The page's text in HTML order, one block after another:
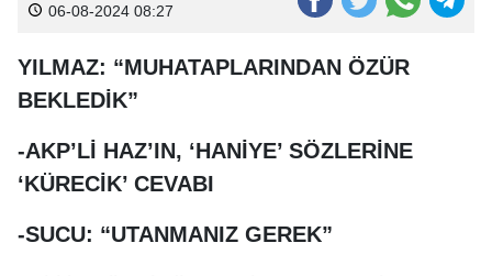
06-08-2024 08:27
YILMAZ: “MUHATAPLARINDAN ÖZÜR
BEKLEDİK”
-AKP’Lİ HAZ’IN, ‘HANİYE’ SÖZLERİNE
‘KÜRECİK’ CEVABI
-SUCU: “UTANMANIZ GEREK”